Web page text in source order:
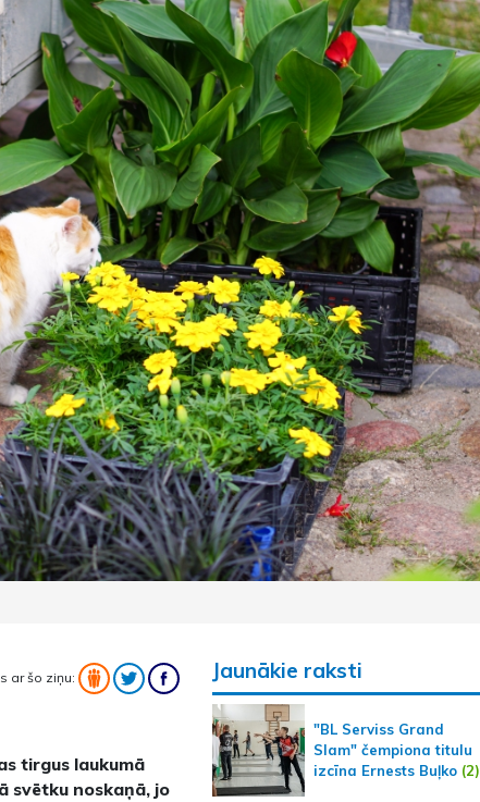
ar šo ziņu:
tirgus laukumā
svētku noskaņā, jo
Jaunākie raksti
"BL Serviss Grand
Slam" čempiona titulu
izcīna Ernests Buļko(2)